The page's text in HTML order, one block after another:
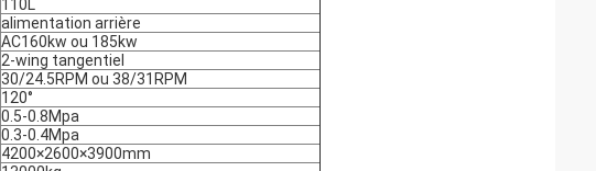
110L
alimentation arrière
AC160kw ou 185kw
2-wing tangentiel
30/24.5RPM ou 38/31RPM
120°
0.5-0.8Mpa
0.3-0.4Mpa
4200×2600×3900mm